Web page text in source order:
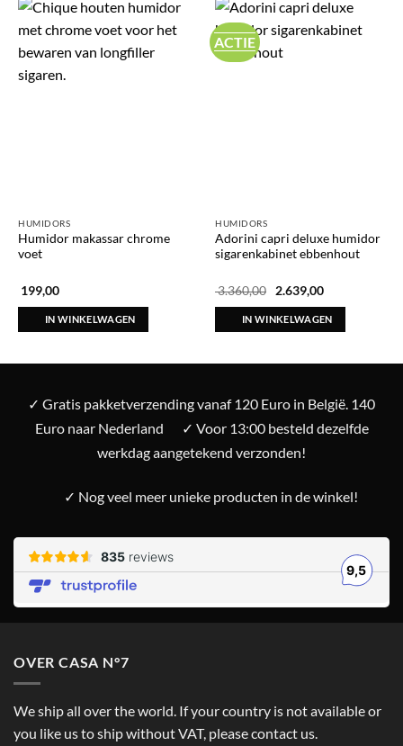
HUMIDORS
Humidor makassar chrome
voet
199,00
IN WINKELWAGEN
ACTIE
HUMIDORS
Adorini capri deluxe humidor
sigarenkabinet ebbenhout
3.360,00
Oorspronkelijke
was:
€ 3.360,00.
2.639,00Huidige
is:
€ 2.639,00.
IN WINKELWAGEN
✓ Gratis pakketverzending vanaf 120 Euro in België. 140
Euro naar Nederland
✓ Voor 13:00 besteld dezelfde
werkdag aangetekend verzonden!
✓ Nog veel meer unieke producten in de winkel!
OVER CASA N°7
We ship all over the world. If your country is not available or
you like us to ship without VAT, please contact us.